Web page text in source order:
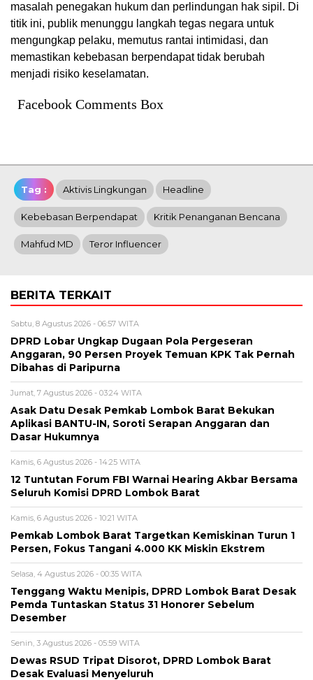
masalah penegakan hukum dan perlindungan hak sipil. Di
titik ini, publik menunggu langkah tegas negara untuk
mengungkap pelaku, memutus rantai intimidasi, dan
memastikan kebebasan berpendapat tidak berubah
menjadi risiko keselamatan.
Facebook Comments Box
Tag : Aktivis Lingkungan Headline
Kebebasan Berpendapat Kritik Penanganan Bencana
Mahfud MD Teror Influencer
BERITA TERKAIT
Sabtu, 8 Agustus 2026 - 06:57 WITA
DPRD Lobar Ungkap Dugaan Pola Pergeseran
Anggaran, 90 Persen Proyek Temuan KPK Tak Pernah
Dibahas di Paripurna
Jumat, 7 Agustus 2026 - 03:24 WITA
Asak Datu Desak Pemkab Lombok Barat Bekukan
Aplikasi BANTU-IN, Soroti Serapan Anggaran dan
Dasar Hukumnya
Kamis, 6 Agustus 2026 - 14:25 WITA
12 Tuntutan Forum FBI Warnai Hearing Akbar Bersama
Seluruh Komisi DPRD Lombok Barat
Kamis, 6 Agustus 2026 - 10:21 WITA
Pemkab Lombok Barat Targetkan Kemiskinan Turun 1
Persen, Fokus Tangani 4.000 KK Miskin Ekstrem
Selasa, 4 Agustus 2026 - 00:35 WITA
Tenggang Waktu Menipis, DPRD Lombok Barat Desak
Pemda Tuntaskan Status 31 Honorer Sebelum
Desember
Senin, 3 Agustus 2026 - 05:59 WITA
Dewas RSUD Tripat Disorot, DPRD Lombok Barat
Desak Evaluasi Menyeluruh